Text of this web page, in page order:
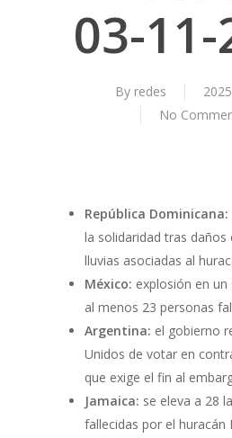
03-
By redes
No
República Dominicana:
la solidaridad tras daños
lluvias asociadas al
México: explosión en
al menos 23 personas
Argentina: el gobierno
Unidos de votar en
que exige el fin al
Jamaica: se eleva a 28
fallecidas por el huracán